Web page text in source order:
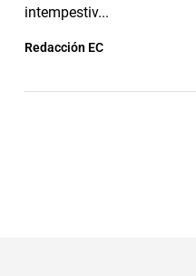
intempestiv...
Redacción EC